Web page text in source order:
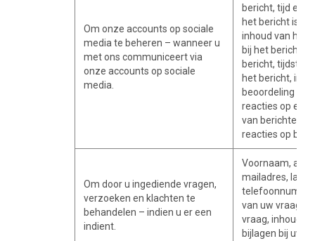
Om onze accounts op sociale
media te beheren – wanneer u
met ons communiceert via
onze accounts op sociale
media.
bericht, tijd en
het bericht is
inhoud van het
bij het bericht,
bericht, tijdstip
het bericht,
beoordeling
reacties op een
van berichten,
reacties op
Om door u ingediende vragen,
verzoeken en klachten te
behandelen – indien u er een
indient.
Voornaam,
mailadres, land,
van uw vraag,
vraag, inhoud
bijlagen bij uw